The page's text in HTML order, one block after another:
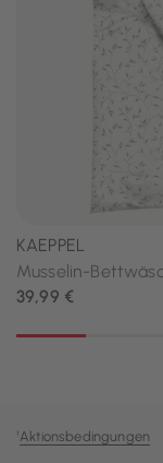
¹Aktionsbedingungen